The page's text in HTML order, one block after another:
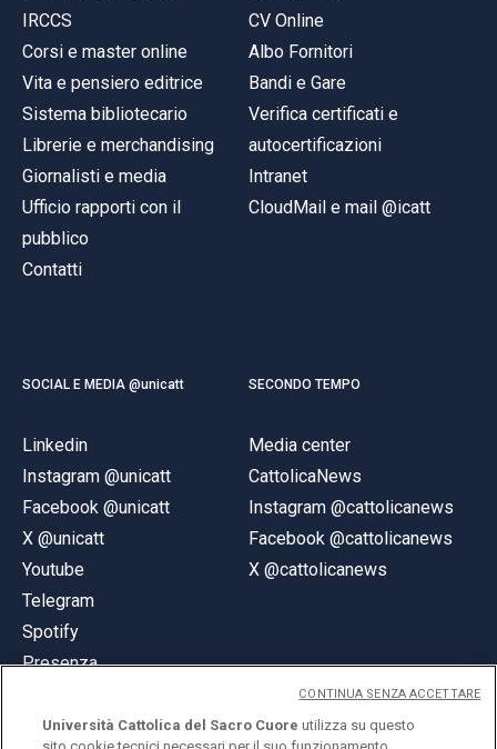
IRCCS
Corsi e master online
Vita e pensiero editrice
Sistema bibliotecario
Librerie e merchandising
Giornalisti e media
Ufficio rapporti con il
pubblico
Contatti
CV Online
Albo Fornitori
Bandi e Gare
Verifica certificati e
autocertificazioni
Intranet
CloudMail e mail @icatt
SOCIAL E MEDIA @unicatt
Linkedin
Instagram @unicatt
Facebook @unicatt
X @unicatt
Youtube
Telegram
Spotify
Presenza
SECONDO TEMPO
Media center
CattolicaNews
Instagram @cattolicanews
Facebook @cattolicanews
X @cattolicanews
Università Cattolica del Sacro Cuore utilizza su questo
CONTINUA SENZA ACCETTARE